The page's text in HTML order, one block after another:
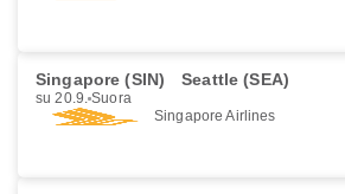
Singapore (SIN) Seattle (SEA)
su 20.9. Suora
Singapore Airlines